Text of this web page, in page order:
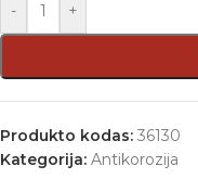
- +
Produkto kodas: 36130
Kategorija: Antikorozija